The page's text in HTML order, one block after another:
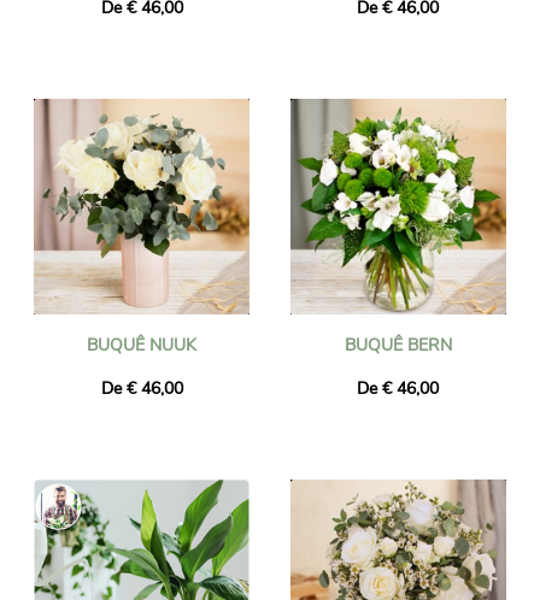
De € 46,00
De € 46,00
BUQUÊ NUUK
De € 46,00
BUQUÊ BERN
De € 46,00